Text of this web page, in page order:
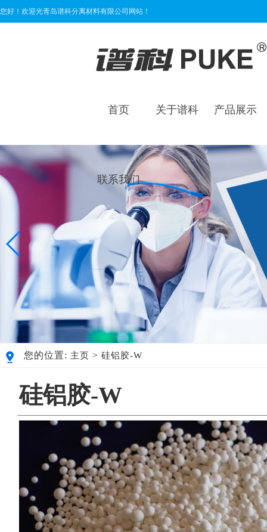
您好！欢迎光青岛谱科分离材料有限公司网站！
首页 关于谱科 产品展示
联系我们
您的位置: 主页 > 硅铝胶-W
硅铝胶-W